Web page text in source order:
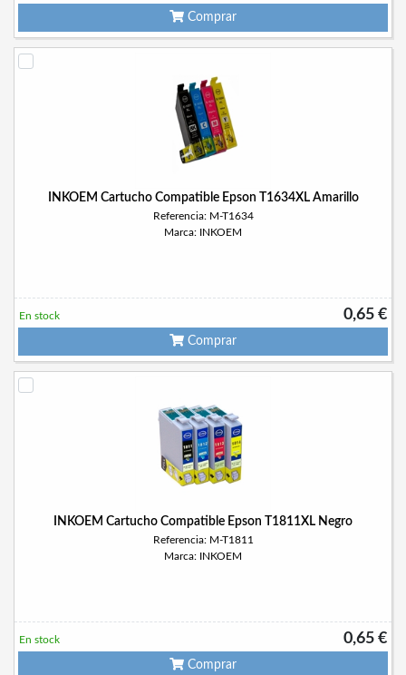
Comprar
INKOEM Cartucho Compatible Epson T1634XL Amarillo
Referencia: M-T1634
Marca: INKOEM
0,65 €
En stock
Comprar
INKOEM Cartucho Compatible Epson T1811XL Negro
Referencia: M-T1811
Marca: INKOEM
0,65 €
En stock
Comprar